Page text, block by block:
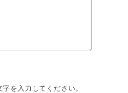
を入力してください。